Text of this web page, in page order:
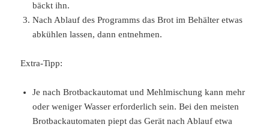
bäckt ihn.
Nach Ablauf des Programms das Brot im Behälter etwas
abkühlen lassen, dann entnehmen.
Extra-Tipp:
Je nach Brotbackautomat und Mehlmischung kann mehr
oder weniger Wasser erforderlich sein. Bei den meisten
Brotbackautomaten piept das Gerät nach Ablauf etwa